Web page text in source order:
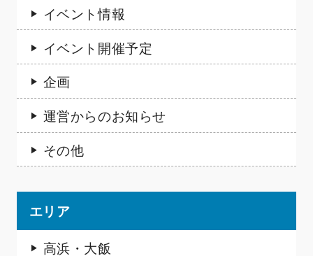
イベント情報
イベント開催予定
企画
運営からのお知らせ
その他
エリア
高浜・大飯